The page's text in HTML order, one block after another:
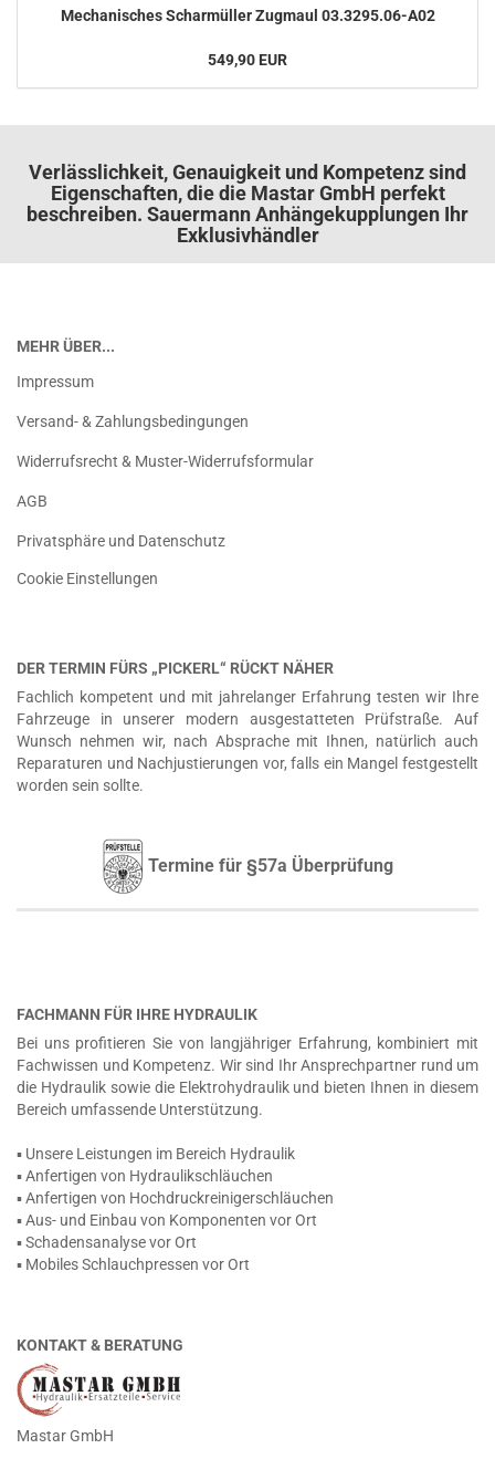
Me­cha­ni­sches Schar­mül­ler Zug­maul 03.3295.06-​A02
549,90 EUR
Verlässlichkeit, Genauigkeit und Kompetenz sind
Eigenschaften, die die Mastar GmbH perfekt
beschreiben. Sauermann Anhängekupplungen Ihr
Exklusivhändler
MEHR ÜBER...
Impressum
Versand- & Zahlungsbedingungen
Widerrufsrecht & Muster-Widerrufsformular
AGB
Privatsphäre und Datenschutz
Cookie Einstellungen
DER TERMIN FÜRS „PICKERL“ RÜCKT NÄHER
Fachlich kompetent und mit jahrelanger Erfahrung testen wir Ihre
Fahrzeuge in unserer modern ausgestatteten Prüfstraße. Auf
Wunsch nehmen wir, nach Absprache mit Ihnen, natürlich auch
Reparaturen und Nachjustierungen vor, falls ein Mangel festgestellt
worden sein sollte.
Termine für §57a Überprüfung
FACHMANN FÜR IHRE HYDRAULIK
Bei uns profitieren Sie von langjähriger Erfahrung, kombiniert mit
Fachwissen und Kompetenz. Wir sind Ihr Ansprechpartner rund um
die Hydraulik sowie die Elektrohydraulik und bieten Ihnen in diesem
Bereich umfassende Unterstützung.
▪ Unsere Leistungen im Bereich Hydraulik
▪ Anfertigen von Hydraulikschläuchen
▪ Anfertigen von Hochdruckreinigerschläuchen
▪ Aus- und Einbau von Komponenten vor Ort
▪ Schadensanalyse vor Ort
▪ Mobiles Schlauchpressen vor Ort
KONTAKT & BERATUNG
Mastar GmbH